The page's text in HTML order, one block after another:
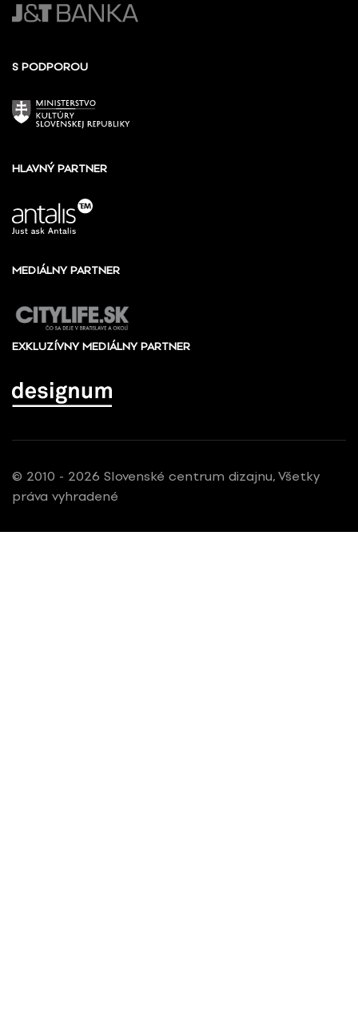
S PODPOROU
HLAVNÝ PARTNER
MEDIÁLNY PARTNER
EXKLUZÍVNY MEDIÁLNY PARTNER
© 2010 - 2026 Slovenské centrum dizajnu, Všetky
práva vyhradené